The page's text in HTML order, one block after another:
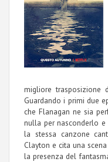
migliore trasposizione
Guardando i primi due
che Flanagan ne sia
nulla per nasconderlo
la stessa canzone
Clayton e cita una
la presenza del